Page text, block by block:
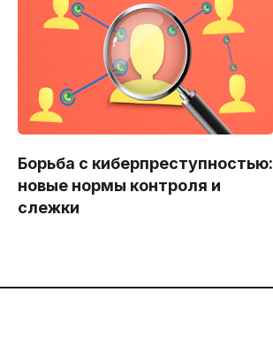
Борьба с киберпреступностью:
новые нормы контроля и
слежки